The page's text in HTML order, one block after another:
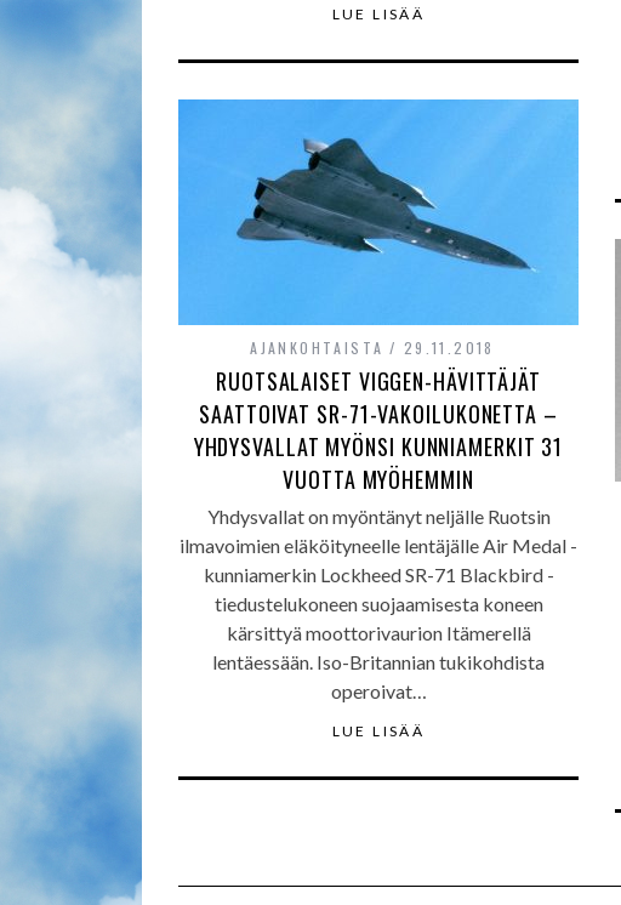
LUE LISÄÄ
AJANKOHTAISTA 29.11.2018
RUOTSALAISET VIGGEN-HÄVITTÄJÄT
SAATTOIVAT SR-71-VAKOILUKONETTA –
YHDYSVALLAT MYÖNSI KUNNIAMERKIT 31
VUOTTA MYÖHEMMIN
Yhdysvallat on myöntänyt neljälle Ruotsin
ilmavoimien eläköityneelle lentäjälle Air Medal -
kunniamerkin Lockheed SR-71 Blackbird -
tiedustelukoneen suojaamisesta koneen
kärsittyä moottorivaurion Itämerellä
lentäessään. Iso-Britannian tukikohdista
operoivat…
LUE LISÄÄ